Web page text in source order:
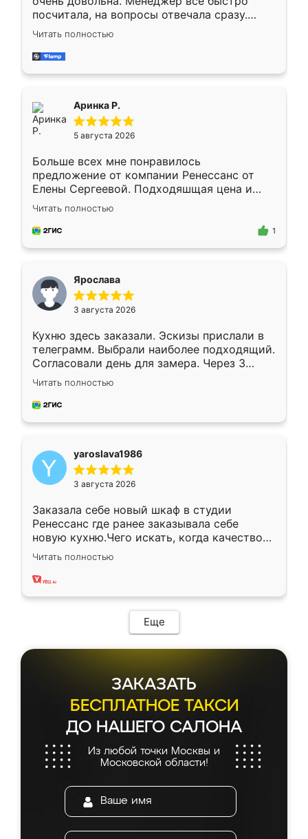
посчитала, на вопросы отвечала сразу.
Замерщик приехал в субботу, подошёл к
делу со всей ответственностью. Собрали
за день, ребята работали аккуратно, даже
Читать полностью
Аринка Р.
5 августа 2026
Больше всех мне понравилось
предложение от компании Ренессанс от
Елены Сергеевой. Подходяшщая цена и
короткие сроки изготовления. Приехавший
для замера сотрудник Владислав
предложил по моему эскизу самый
Читать полностью
1
Ярослава
3 августа 2026
Кухню здесь заказали. Эскизы прислали в
телеграмм. Выбрали наиболее подходящий.
Согласовали день для замера. Через 3
недели кухня была уже готова. Остались
довольны работой. Спасибо Ренессанс
мебель за качественную работу!
Читать полностью
yaroslava1986
3 августа 2026
Заказала себе новый шкаф в студии
Ренессанс где ранее заказывала себе
новую кухню.Чего искать, когда качеством
вполне довольна. Служит кухня уже почти
два года, нареканий нет.
Читать полностью
Еще
ЗАКАЗАТЬ
БЕСПЛАТНОЕ ТАКСИ
ДО НАШЕГО САЛОНА
Из любой точки Москвы и
Московской области!